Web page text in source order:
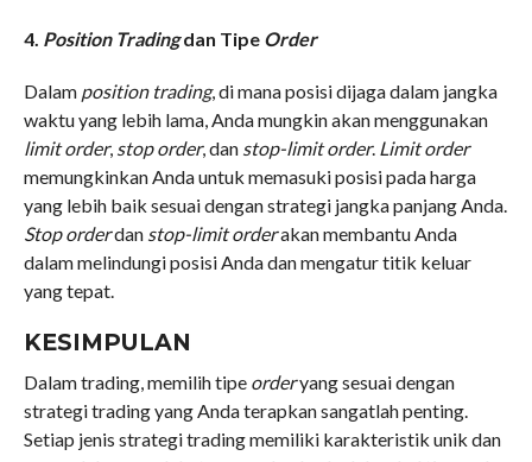
4. Position Tradingdan Tipe Order
Dalam position trading, di mana posisi dijaga dalam jangka
waktu yang lebih lama, Anda mungkin akan menggunakan
limit order, stop order, dan stop-limit order. Limit order
memungkinkan Anda untuk memasuki posisi pada harga
yang lebih baik sesuai dengan strategi jangka panjang Anda.
Stop orderdan stop-limit orderakan membantu Anda
dalam melindungi posisi Anda dan mengatur titik keluar
yang tepat.
KESIMPULAN
Dalam trading, memilih tipe orderyang sesuai dengan
strategi trading yang Anda terapkan sangatlah penting.
Setiap jenis strategi trading memiliki karakteristik unik dan